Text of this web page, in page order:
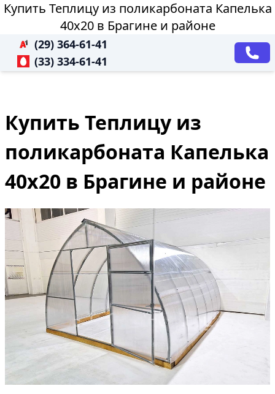
Купить Теплицу из поликарбоната Капелька
40х20 в Брагине и районе
(29) 364-61-41
(33) 334-61-41
Купить Теплицу из
поликарбоната Капелька
40х20 в Брагине и районе